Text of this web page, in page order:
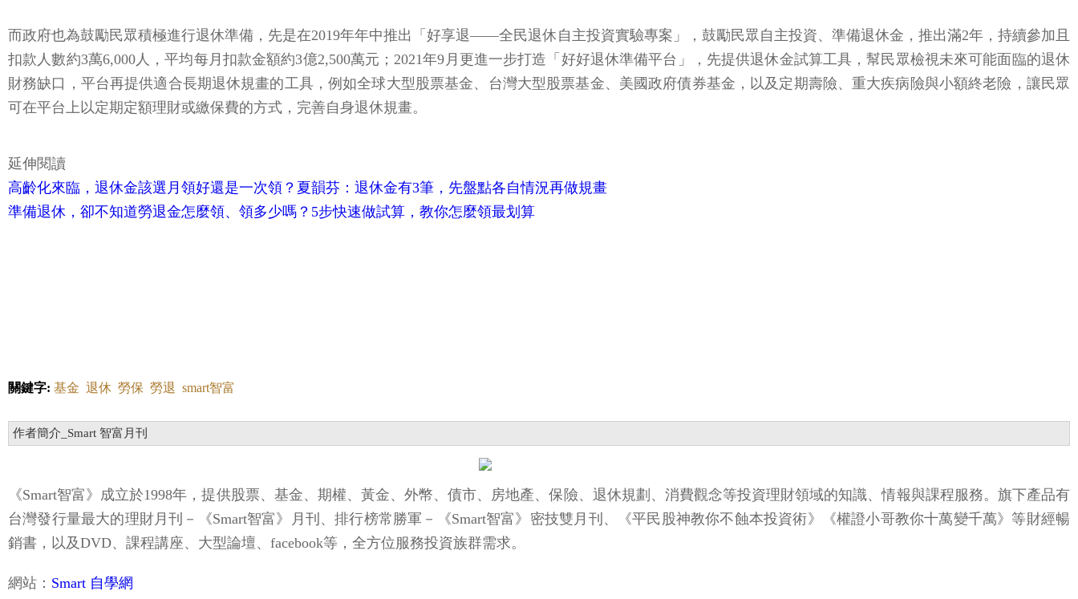
而政府也為鼓勵民眾積極進行退休準備，先是在2019年年中推出「好享退——全民退休自主投資實驗專案」，鼓勵民眾自主投資、準備退休金，推出滿2年，持續參加且
扣款人數約3萬6,000人，平均每月扣款金額約3億2,500萬元；2021年9月更進一步打造「好好退休準備平台」，先提供退休金試算工具，幫民眾檢視未來可能面臨的退休
財務缺口，平台再提供適合長期退休規畫的工具，例如全球大型股票基金、台灣大型股票基金、美國政府債券基金，以及定期壽險、重大疾病險與小額終老險，讓民眾
可在平台上以定期定額理財或繳保費的方式，完善自身退休規畫。
延伸閱讀
高齡化來臨，退休金該選月領好還是一次領？夏韻芬：退休金有3筆，先盤點各自情況再做規畫
準備退休，卻不知道勞退金怎麼領、領多少嗎？5步快速做試算，教你怎麼領最划算
關鍵字: 基金 退休 勞保 勞退 smart智富
作者簡介_Smart 智富月刊
《Smart智富》成立於1998年，提供股票、基金、期權、黃金、外幣、債市、房地產、保險、退休規劃、消費觀念等投資理財領域的知識、情報與課程服務。旗下產品有
台灣發行量最大的理財月刊－《Smart智富》月刊、排行榜常勝軍－《Smart智富》密技雙月刊、《平民股神教你不蝕本投資術》《權證小哥教你十萬變千萬》等財經暢
銷書，以及DVD、課程講座、大型論壇、facebook等，全方位服務投資族群需求。
網站： Smart 自學網